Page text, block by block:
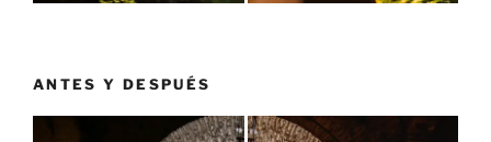
ANTES Y DESPUÉS